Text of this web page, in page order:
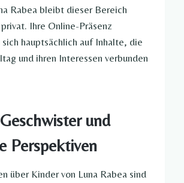
Rabea bleibt dieser Bereich
Ihre Online-Präsenz
hauptsächlich auf Inhalte, die
und ihren Interessen verbunden
und
Perspektiven
über Kinder von Luna Rabea sind